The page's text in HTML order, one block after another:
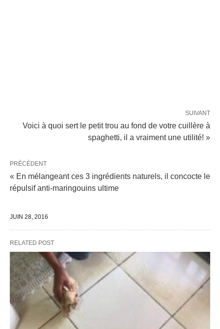
SUIVANT
Voici à quoi sert le petit trou au fond de votre cuillère à
spaghetti, il a vraiment une utilité! »
PRÉCÉDENT
« En mélangeant ces 3 ingrédients naturels, il concocte le
répulsif anti-maringouins ultime
JUIN 28, 2016
RELATED POST